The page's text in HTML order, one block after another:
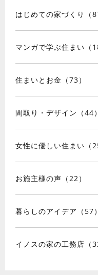
はじめての家づくり（
マンガで学ぶ住まい（
住まいとお金（73）
間取り・デザイン（44）
女性に優しい住まい（
お施主様の声（22）
暮らしのアイデア（57）
イノスの家の工務店（